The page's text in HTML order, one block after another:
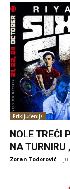
Priključenija
NOLE TREĆI
NA TURNIRU
Zoran Todorović -